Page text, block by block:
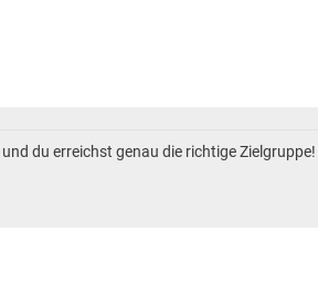
und du erreichst genau die richtige Zielgruppe!